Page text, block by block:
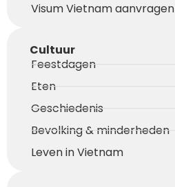
Visum Vietnam aanvragen
Cultuur
Feestdagen
Eten
Geschiedenis
Bevolking & minderheden
Leven in Vietnam